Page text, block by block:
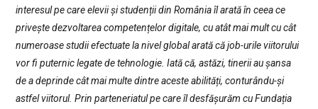
interesul pe care elevii și studenții din România îl arată în ceea ce
privește dezvoltarea competențelor digitale, cu atât mai mult cu cât
numeroase studii efectuate la nivel global arată că job-urile viitorului
vor fi puternic legate de tehnologie. Iată că, astăzi, tinerii au șansa
de a deprinde cât mai multe dintre aceste abilități, conturându-și
astfel viitorul. Prin parteneriatul pe care îl desfășurăm cu Fundația